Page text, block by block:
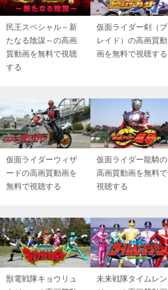
民王スペシャル～新
たなる陰謀～の高画
質動画を無料で視聴
する
仮面ライダー剣（ブ
レイド）の高画質動
画を無料で視聴する
仮面ライダーウィザ
ードの高画質動画を
無料で視聴する
仮面ライダー龍騎の
高画質動画を無料で
視聴する
獣電戦隊キョウリュ
未来戦隊タイムレン